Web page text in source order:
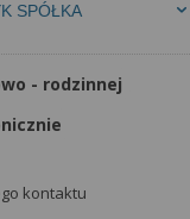
SPÓŁKA
- rodzinnej
kontaktu